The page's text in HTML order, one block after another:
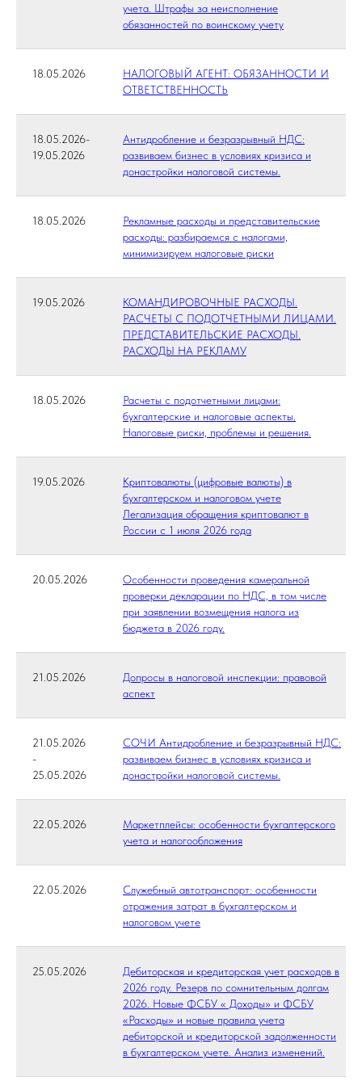
учета. Штрафы за неисполнение
обязанностей по воинскому учету
18.05.2026
НАЛОГОВЫЙ АГЕНТ: ОБЯЗАННОСТИ И
ОТВЕТСТВЕННОСТЬ
18.05.2026-
19.05.2026
Антидробление и безразрывный НДС:
развиваем бизнес в условиях кризиса и
донастройки налоговой системы.
18.05.2026
Рекламные расходы и представительские
расходы: разбираемся с налогами,
минимизируем налоговые риски
19.05.2026
КОМАНДИРОВОЧНЫЕ РАСХОДЫ.
РАСЧЕТЫ С ПОДОТЧЕТНЫМИ ЛИЦАМИ.
ПРЕДСТАВИТЕЛЬСКИЕ РАСХОДЫ.
РАСХОДЫ НА РЕКЛАМУ
18.05.2026
Расчеты с подотчетными лицами:
бухгалтерские и налоговые аспекты.
Налоговые риски, проблемы и решения.
19.05.2026
Криптовалюты (цифровые валюты) в
бухгалтерском и налоговом учете
Легализация обращения криптовалют в
России с 1 июля 2026 года
20.05.2026
Особенности проведения камеральной
проверки декларации по НДС, в том числе
при заявлении возмещения налога из
бюджета в 2026 году.
21.05.2026
Допросы в налоговой инспекции: правовой
аспект
21.05.2026
-
25.05.2026
СОЧИ Антидробление и безразрывный НДС:
развиваем бизнес в условиях кризиса и
донастройки налоговой системы.
22.05.2026
Маркетплейсы: особенности бухгалтерского
учета и налогообложения
22.05.2026
Служебный автотранспорт: особенности
отражения затрат в бухгалтерском и
налоговом учете
25.05.2026
Дебиторская и кредиторская учет расходов в
2026 году. Резерв по сомнительным долгам
2026. Новые ФСБУ « Доходы» и ФСБУ
«Расходы» и новые правила учета
дебиторской и кредиторской задолженности
в бухгалтерском учете. Анализ изменений.